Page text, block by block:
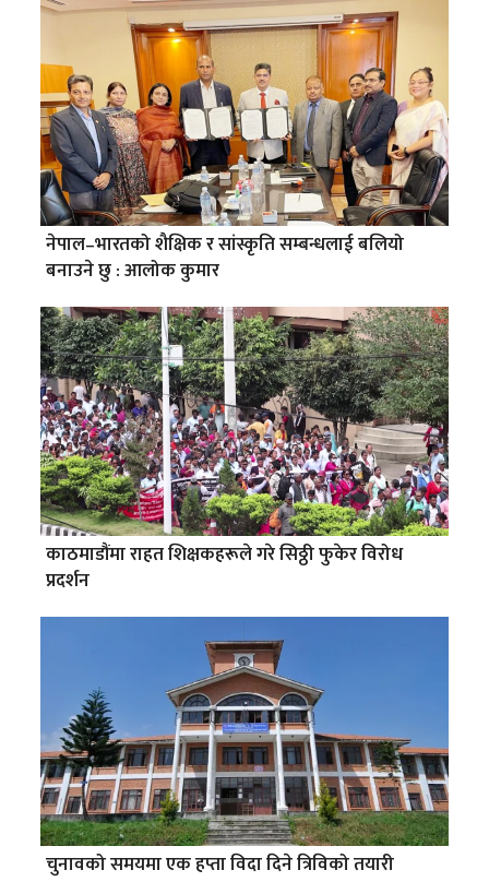
नेपाल–भारतको शैक्षिक र सांस्कृति सम्बन्धलाई बलियो
बनाउने छु : आलोक कुमार
काठमाडौंमा राहत शिक्षकहरूले गरे सिठ्ठी फुकेर विरोध
प्रदर्शन
चुनावको समयमा एक हप्ता विदा दिने त्रिविको तयारी